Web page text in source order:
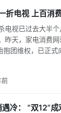
折电视 上百消
电视已过去大半
昨天，家电消费
团维权，已正式
前
冷： “双12”成